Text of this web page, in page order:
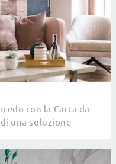
con la Carta da
una soluzione